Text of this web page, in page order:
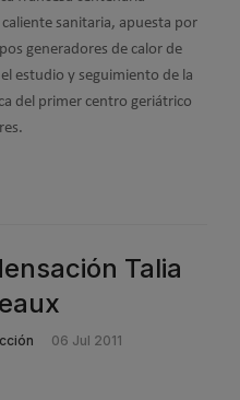
sanitaria, apuesta por
generadores de calor de
estudio y seguimiento de la
del primer centro geriátrico
Talia
06 Jul 2011